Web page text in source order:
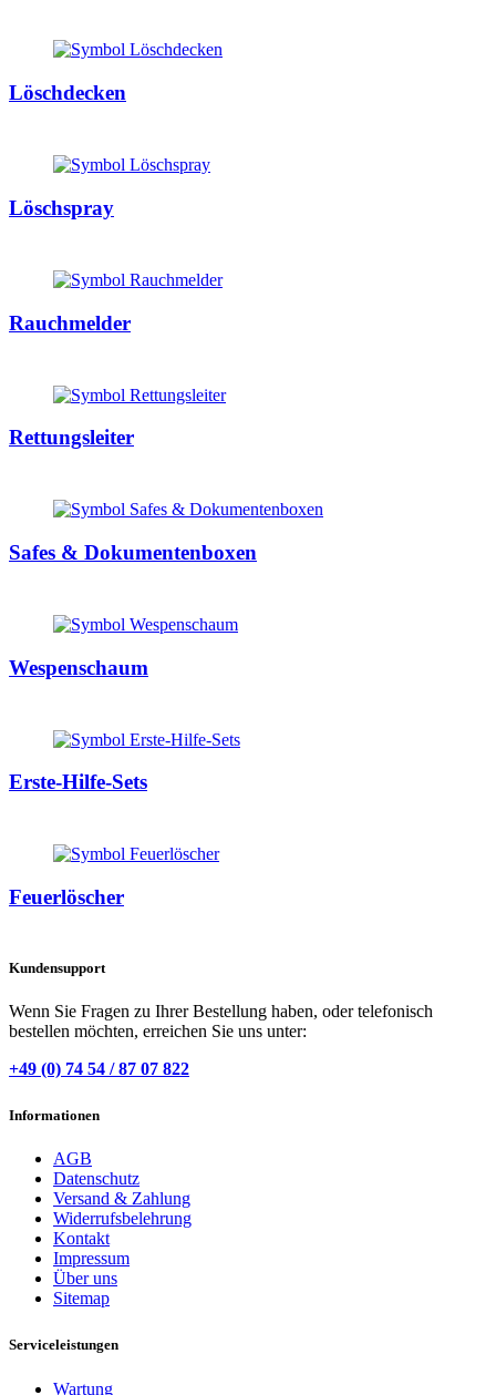
Löschdecken
Löschspray
Rauchmelder
Rettungsleiter
Safes & Dokumentenboxen
Wespenschaum
Erste-Hilfe-Sets
Feuerlöscher
Kundensupport
Wenn Sie Fragen zu Ihrer Bestellung haben, oder telefonisch
bestellen möchten, erreichen Sie uns unter:
+49 (0) 74 54 / 87 07 822
Informationen
AGB
Datenschutz
Versand & Zahlung
Widerrufsbelehrung
Kontakt
Impressum
Über uns
Sitemap
Serviceleistungen
Wartung